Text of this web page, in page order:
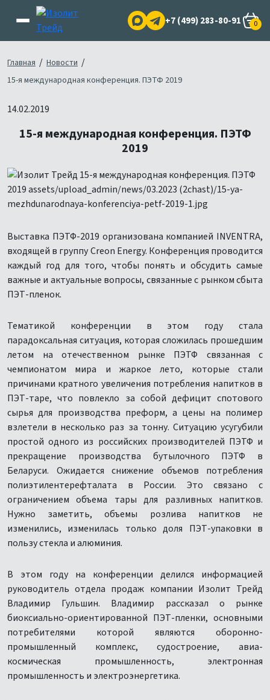
+7 (499) 283-80-91 0
Главная / Новости /
15-я международная конференция. ПЭТФ 2019
14.02.2019
15-я международная конференция. ПЭТФ
2019
Выставка ПЭТФ-2019 организована компанией INVENTRA,
входящей в группу Creon Energy. Конференция проводится
каждый год для того, чтобы понять и обсудить самые
важные и актуальные вопросы, связанные с рынком сбыта
ПЭТ-пленок.
Тематикой конференции в этом году стала
парадоксальная ситуация, которая сложилась прошедшим
летом на отечественном рынке ПЭТФ связанная с
чемпионатом мира и жаркое лето, которые стали
причинами кратного увеличения потребления напитков в
ПЭТ-таре, что повлекло за собой дефицит спотового
сырья для производства преформ, а цены на полимер
взлетели в несколько раз за тонну. Ситуацию усугубили
простой одного из российских производителей ПЭТФ и
прекращение производства бутылочного ПЭТФ в
Беларуси. Ожидается снижение объемов потребления
полиэтилентерефталата в России. Это связано с
ограничением объема тары для разливных напитков.
Нужно заметить, объемы розлива напитков не
изменились, изменилась только доля ПЭТ-упаковки в
пользу стекла и алюминия.
В этом году на конференции делился информацией
руководитель отдела продаж компании Изолит Трейд
Владимир Гульшин. Владимир рассказал о рынке
биоксиально-ориентированной ПЭТ-пленки, основными
потребителями которой являются оборонно-
промышленный комплекс, судостроение, авиа-
космическая промышленность, электронная
промышленность и электроэнергетика.